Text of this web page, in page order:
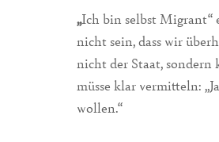
„Ich bin selbst Migrant“
nicht sein, dass wir
nicht der Staat, sondern
müsse klar vermitteln:
wollen.“